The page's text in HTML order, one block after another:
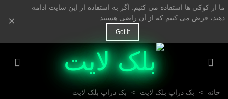
ما از کوکی ها استفاده می کنیم. اگر به استفاده از این سایت ادامه
دهید، فرض می کنیم که از آن راضی هستید.
Got it
×
خانه > بک دراپ بلک لایت > بک دراپ بلک لایت